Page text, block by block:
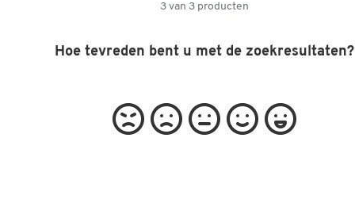
3 van 3 producten
Hoe tevreden bent u met de zoekresultaten?